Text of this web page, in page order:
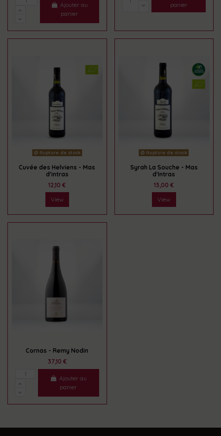
Ajouter au
panier
panier
Rupture de stock
Cuvée des Helviens - Mas
d'intras
12,10 €
View
Rupture de stock
Syrah La Souche - Mas
d'Intras
13,00 €
View
Cornas - Remy Nodin
37,10 €
Ajouter au
panier